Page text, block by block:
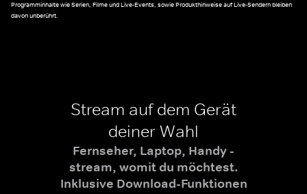
Programminhalte wie Serien, Filme und Live-Events, sowie Produkthinweise auf Live-Sendern bleiben
davon unberührt.
Stream auf dem Gerät
deiner Wahl
Fernseher, Laptop, Handy -
stream, womit du möchtest.
Inklusive Download-Funktionen